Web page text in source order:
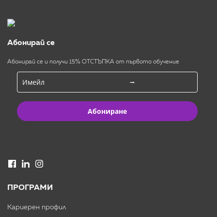
Абонирай се
Абонирай се и получи 15% ОТСТЪПКА от първото обучение
Абониране
ПРОГРАМИ
Кариерен профил